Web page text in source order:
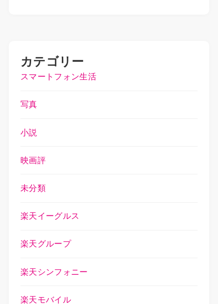
カテゴリー
スマートフォン生活
写真
小説
映画評
未分類
楽天イーグルス
楽天グループ
楽天シンフォニー
楽天モバイル